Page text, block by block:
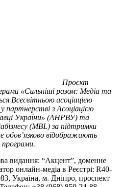
Проєкт
«Сильніші разом: Медіа та
Всесвітньою асоціацією
партнерстві з Асоціацією
України» (АНРВУ) та
(MBL) за підтримки
обов’язково відображають
програми.
видання: “Акцент”, доменне
онлайн-медіа в Реєстрі: R40-
Україна, м. Дніпро, проспект